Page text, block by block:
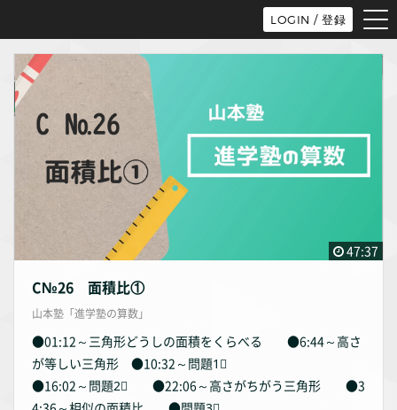
LOGIN / 登録
47:37
C№26 面積比①
山本塾「進学塾の算数」
●01:12～三角形どうしの面積をくらべる ●6:44～高さ
が等しい三角形 ●10:32～問題1⃣
●16:02～問題2⃣ ●22:06～高さがちがう三角形 ●3